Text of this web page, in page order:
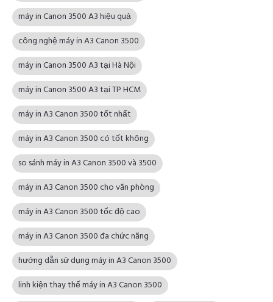
máy in Canon 3500 A3 hiệu quả
công nghệ máy in A3 Canon 3500
máy in Canon 3500 A3 tại Hà Nội
máy in Canon 3500 A3 tại TP HCM
máy in A3 Canon 3500 tốt nhất
máy in A3 Canon 3500 có tốt không
so sánh máy in A3 Canon 3500 và 3500
máy in A3 Canon 3500 cho văn phòng
máy in A3 Canon 3500 tốc độ cao
máy in A3 Canon 3500 đa chức năng
hướng dẫn sử dụng máy in A3 Canon 3500
linh kiện thay thế máy in A3 Canon 3500